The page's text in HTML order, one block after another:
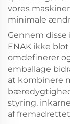
vores
minimale
Gennem
ENAK ikke
omdefinerer
emballage
at kombinere
styring,
af